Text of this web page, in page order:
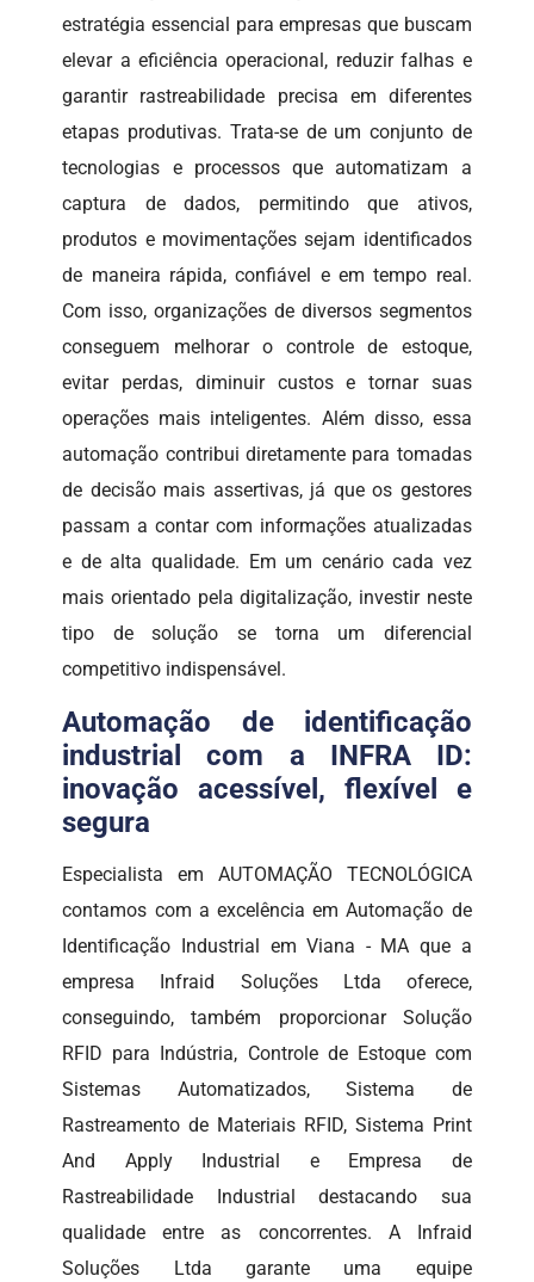
estratégia essencial para empresas que buscam
elevar a eficiência operacional, reduzir falhas e
garantir rastreabilidade precisa em diferentes
etapas produtivas. Trata-se de um conjunto de
tecnologias e processos que automatizam a
captura de dados, permitindo que ativos,
produtos e movimentações sejam identificados
de maneira rápida, confiável e em tempo real.
Com isso, organizações de diversos segmentos
conseguem melhorar o controle de estoque,
evitar perdas, diminuir custos e tornar suas
operações mais inteligentes. Além disso, essa
automação contribui diretamente para tomadas
de decisão mais assertivas, já que os gestores
passam a contar com informações atualizadas
e de alta qualidade. Em um cenário cada vez
mais orientado pela digitalização, investir neste
tipo de solução se torna um diferencial
competitivo indispensável.
Automação de identificação
industrial com a INFRA ID:
inovação acessível, flexível e
segura
Especialista em AUTOMAÇÃO TECNOLÓGICA
contamos com a excelência em Automação de
Identificação Industrial em Viana - MA que a
empresa Infraid Soluções Ltda oferece,
conseguindo, também proporcionar Solução
RFID para Indústria, Controle de Estoque com
Sistemas Automatizados, Sistema de
Rastreamento de Materiais RFID, Sistema Print
And Apply Industrial e Empresa de
Rastreabilidade Industrial destacando sua
qualidade entre as concorrentes. A Infraid
Soluções Ltda garante uma equipe